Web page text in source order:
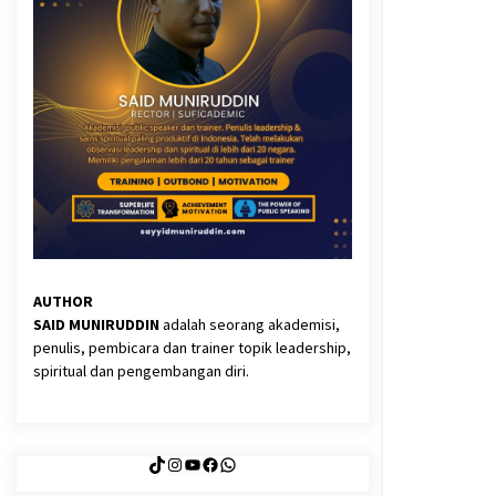
Said Muniruddin Latih Mental dan
Spiritual 80 Siswa YPHC
3 months ago
Eksistensi Iran dalam Tiga Ayat:
Memahami Aliansi Yahudi dan
Kristen dalam Dinamika Nubuwwat
5 months ago
AUTHOR
SAID MUNIRUDDINadalah seorang akademisi,
penulis, pembicara dan trainer topik leadership,
spiritual dan pengembangan diri.
TikTok
Instagram
YouTube
Facebook
WhatsApp